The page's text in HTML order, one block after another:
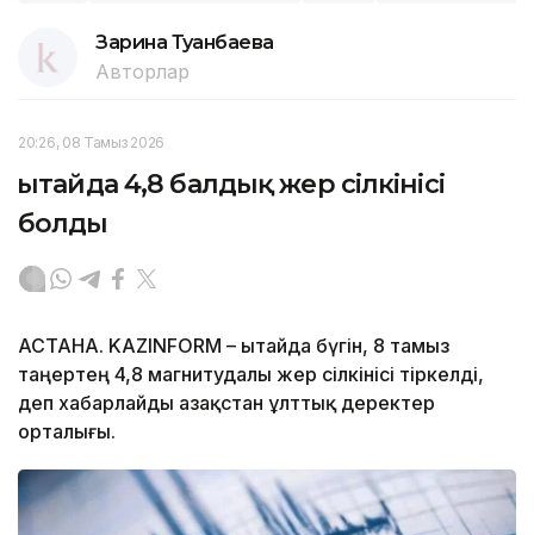
Зарина Туғанбаева
Авторлар
20:26, 08 Тамыз 2026
Қытайда 4,8 балдық жер сілкінісі
болды
АСТАНА. KAZINFORM – Қытайда бүгін, 8 тамыз
таңертең 4,8 магнитудалы жер сілкінісі тіркелді,
деп хабарлайды Қазақстан ұлттық деректер
орталығы.